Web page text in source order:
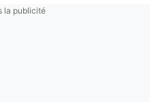
la publicité